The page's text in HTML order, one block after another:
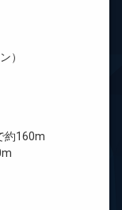
）
約160m